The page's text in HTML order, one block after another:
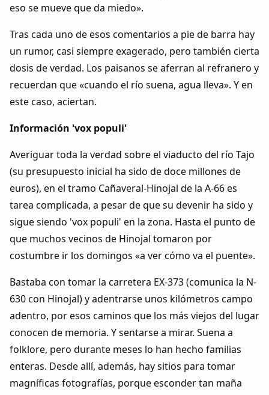
eso se mueve que da miedo».
Tras cada uno de esos comentarios a pie de barra hay
un rumor, casi siempre exagerado, pero también cierta
dosis de verdad. Los paisanos se aferran al refranero y
recuerdan que «cuando el río suena, agua lleva». Y en
este caso, aciertan.
Información 'vox populi'
Averiguar toda la verdad sobre el viaducto del río Tajo
(su presupuesto inicial ha sido de doce millones de
euros), en el tramo Cañaveral-Hinojal de la A-66 es
tarea complicada, a pesar de que su devenir ha sido y
sigue siendo 'vox populi' en la zona. Hasta el punto de
que muchos vecinos de Hinojal tomaron por
costumbre ir los domingos «a ver cómo va el puente».
Bastaba con tomar la carretera EX-373 (comunica la N-
630 con Hinojal) y adentrarse unos kilómetros campo
adentro, por esos caminos que los más viejos del lugar
conocen de memoria. Y sentarse a mirar. Suena a
folklore, pero durante meses lo han hecho familias
enteras. Desde allí, además, hay sitios para tomar
magníficas fotografías, porque esconder tan maña